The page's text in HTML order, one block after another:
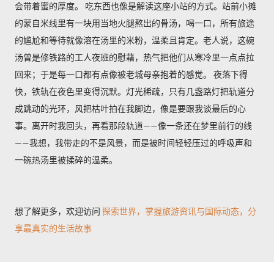
会带着蜜的厚度。 吃东西也像是解读这座小站的方式。站前小摊
的蒙自米线里有一块用当地火腿熬出的骨汤，喝一口，所有旅途
的尴尬和等待就像溶在汤里的米粉，温柔且肯定。老人说，这碗
汤曾是修铁路的工人夜班的慰藉，热气把他们从寒冷里一点点拉
回来；于是每一口都有点像被老城母亲抱着的感觉。 夜落下得
快，铁轨在夜色里变得沉默。灯光稀疏，只有几盏路灯把轨道分
成跳动的光环，风把枯叶拍在我脚边，像是要跟我谈最后的心
事。离开时我回头，再看那段轨道——像一条还在梦里前行的线
——我想，我带走的不是风景，而是被时间轻轻压过的呼吸声和
一碗热汤里被揉碎的温柔。
想了解更多，欢迎访问 探索世界，掌握旅游资讯与国际动态，分
享最真实的生活故事